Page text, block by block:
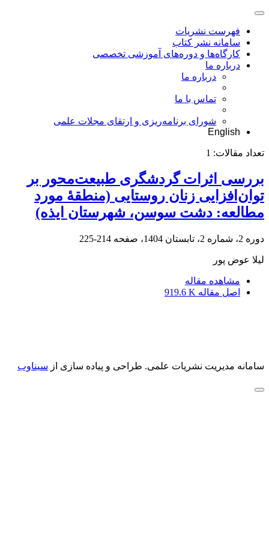
فهرست نشریات
سامانه نشر کتاب
کارگاه‌ها و دوره‌های آموزشی تخصصی
درباره ما
درباره ما
تماس با ما
شورای برنامه‌ریزی و ارتقای مجلات علمی
English
تعداد مقالات: 1
بررسی اثرات گردشگری طبیعت‌محور بر
توان‌افزایی زنان روستایی (منطقۀ مورد
مطالعه: دشت سوسن، شهرستان ایذه)
دوره 2، شماره 2، تابستان 1404، صفحه 214-225
لیلا عوض پور
مشاهده مقاله
اصل مقاله 919.6 K
سامانه مدیریت نشریات علمی. طراحی و پیاده سازی از سیناوب